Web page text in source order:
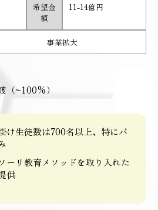
希望金
額
11-14億円
事業拡大
（~100%）
け生徒数は700名以上、特にバ
リ教育メソッドを取り入れた
供